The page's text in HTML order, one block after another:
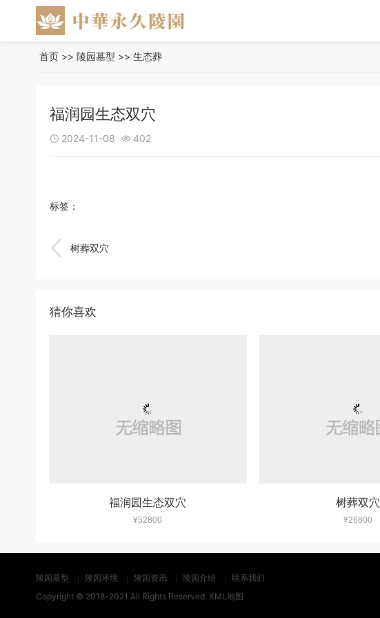
首页 >> 陵园墓型 >> 生态葬
福润园生态双穴
 2024-11-08  402
标签：
 树葬双穴
猜你喜欢
福润园生态双穴
¥52800
树葬双穴
¥26800
陵园墓型 陵园环境 陵园资讯 陵园介绍
联系我们
Copyright © 2018-2021 All Rights Reserved. XML地图